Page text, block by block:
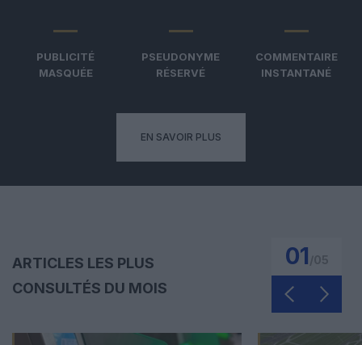
PUBLICITÉ
MASQUÉE
PSEUDONYME
RÉSERVÉ
COMMENTAIRE
INSTANTANÉ
EN SAVOIR PLUS
ARTICLES LES PLUS
CONSULTÉS DU MOIS
01